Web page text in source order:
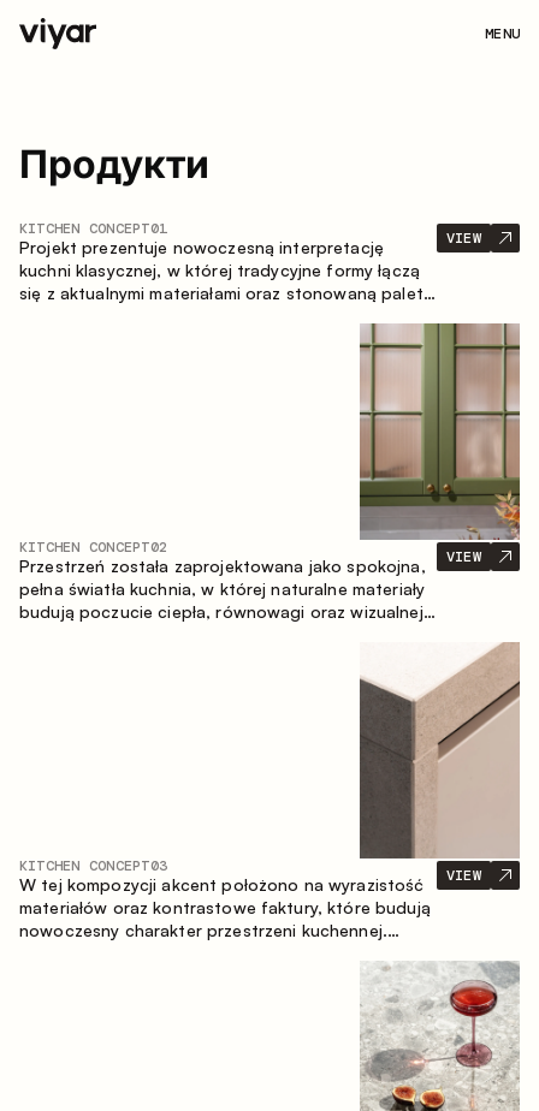
MENU
Продукти
KITCHEN CONCEPT01
Projekt prezentuje nowoczesną interpretację
kuchni klasycznej, w której tradycyjne formy łączą
się z aktualnymi materiałami oraz stonowaną paletą
kompozycja zabudowy tworzy komfortową i
VIEW
KITCHEN CONCEPT02
Przestrzeń została zaprojektowana jako spokojna,
pełna światła kuchnia, w której naturalne materiały
budują poczucie ciepła, równowagi oraz wizualnej
VIEW
KITCHEN CONCEPT03
W tej kompozycji akcent położono na wyrazistość
materiałów oraz kontrastowe faktury, które budują
nowoczesny charakter przestrzeni kuchennej.
nasyconą, taktylną kompozycję, w której każdy
VIEW